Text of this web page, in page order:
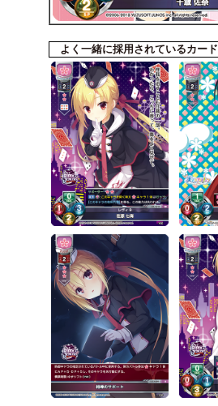
よく一緒に採用されているカード